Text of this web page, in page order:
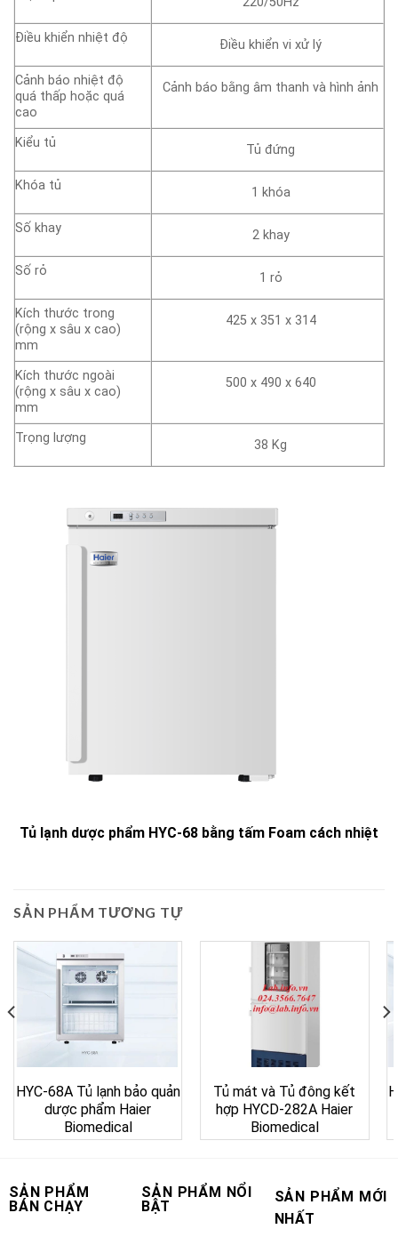
Điều khiển nhiệt độ Điều khiển vi xử lý
Cảnh báo nhiệt độ
quá thấp hoặc quá
cao
Cảnh báo bằng âm thanh và hình ảnh
Kiểu tủ Tủ đứng
Khóa tủ 1 khóa
Số khay 2 khay
Số rỏ 1 rỏ
Kích thước trong
(rộng x sâu x cao)
mm
425 x 351 x 314
Kích thước ngoài
(rộng x sâu x cao)
mm
500 x 490 x 640
Trọng lượng 38 Kg
Tủ lạnh dược phẩm HYC-68 bằng tấm Foam cách nhiệt
SẢN PHẨM TƯƠNG TỰ
HYC-68A Tủ lạnh bảo quản
dược phẩm Haier
Biomedical
Tủ mát và Tủ đông kết
hợp HYCD-282A Haier
Biomedical
SẢN PHẨM
BÁN CHẠY
SẢN PHẨM NỔI
BẬT
SẢN PHẨM MỚI
NHẤT